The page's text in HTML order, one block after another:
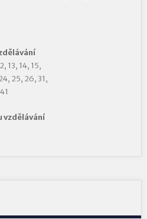
13, 14, 15,
25, 26, 31,
vzdělávání